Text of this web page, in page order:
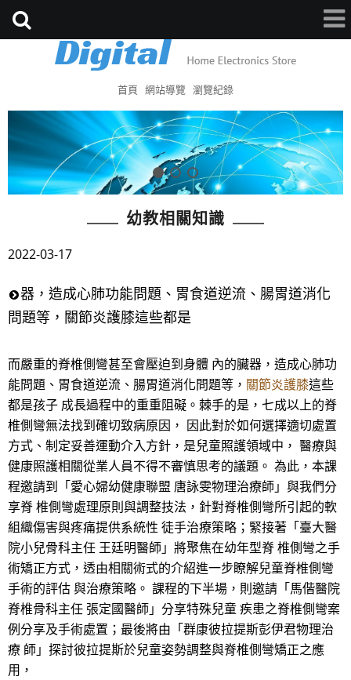
首頁 網站導覽 瀏覽紀錄
幼教相關知識
2022-03-17
器，造成心肺功能問題、胃食道逆流、腸胃道消化
問題等，關節炎護膝這些都是
而嚴重的脊椎側彎甚至會壓迫到身體 內的臟器，造成心肺功
能問題、胃食道逆流、腸胃道消化問題等， 關節炎護膝這些
都是孩子 成長過程中的重重阻礙。棘手的是，七成以上的脊
椎側彎無法找到確切致病原因， 因此對於如何選擇適切處置
方式、制定妥善運動介入方針，是兒童照護領域中， 醫療與
健康照護相關從業人員不得不審慎思考的議題。 為此，本課
程邀請到「愛心婦幼健康聯盟 唐詠雯物理治療師」與我們分
享脊 椎側彎處理原則與調整技法，針對脊椎側彎所引起的軟
組織傷害與疼痛提供系統性 徒手治療策略；緊接著「臺大醫
院小兒骨科主任 王廷明醫師」將聚焦在幼年型脊 椎側彎之手
術矯正方式，透由相關術式的介紹進一步瞭解兒童脊椎側彎
手術的評估 與治療策略。 課程的下半場，則邀請「馬偕醫院
脊椎骨科主任 張定國醫師」分享特殊兒童 疾患之脊椎側彎案
例分享及手術處置；最後將由「群康彼拉提斯彭伊君物理治
療 師」探討彼拉提斯於兒童姿勢調整與脊椎側彎矯正之應
用，